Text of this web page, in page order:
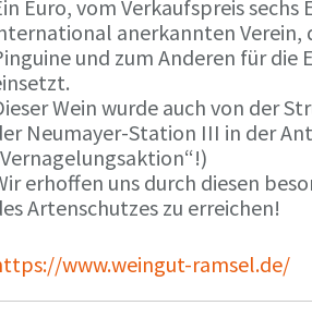
Euro, vom Verkaufspreis
anerkannten Verein,
und zum Anderen für die
Wein wurde auch von der
Neumayer-Station III in der
erhoffen uns durch diesen
Artenschutzes zu erreichen!
www.weingut-ramsel.de/